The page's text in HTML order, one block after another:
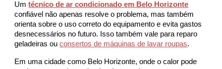
Umtécnico de ar condicionado em Belo Horizonte
confiável não apenas resolve o problema, mas também
orienta sobre o uso correto do equipamento e evita gastos
desnecessários no futuro. Isso também vale para reparo
geladeiras ouconsertos de máquinas de lavar roupas.
Em uma cidade como Belo Horizonte, onde o calor pode